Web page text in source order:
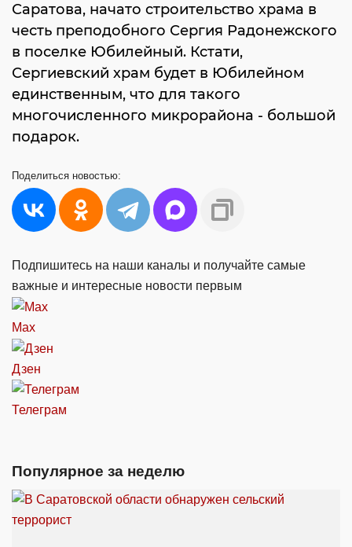
Саратова, начато строительство храма в
честь преподобного Сергия Радонежского
в поселке Юбилейный. Кстати,
Сергиевский храм будет в Юбилейном
единственным, что для такого
многочисленного микрорайона - большой
подарок.
Поделиться новостью:
Подпишитесь на наши каналы и получайте самые
важные и интересные новости первым
Max
Дзен
Телеграм
Популярное за неделю